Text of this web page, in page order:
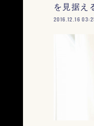
を見据え
2016.12.16